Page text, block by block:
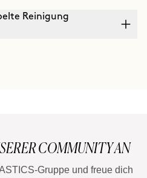
Reinigung
COMMUNITY AN
Gruppe und freue dich